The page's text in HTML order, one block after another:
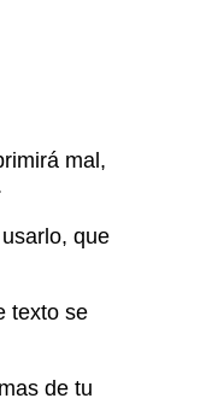
mal,
que
texto se
de tu